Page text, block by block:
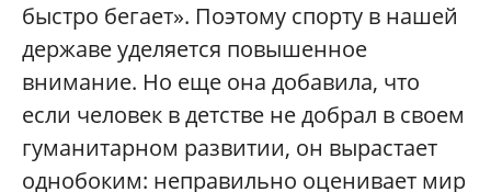
быстро бегает». Поэтому спорту в нашей
державе уделяется повышенное
внимание. Но еще она добавила, что
если человек в детстве не добрал в своем
гуманитарном развитии, он вырастает
однобоким: неправильно оценивает мир